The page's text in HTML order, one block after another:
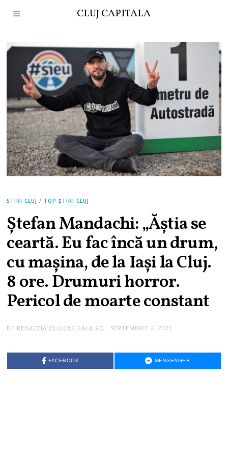
CLUJ CAPITALA
STIRI CLUJ / TOP ȘTIRI CLUJ
Ștefan Mandachi: „Ăștia se
ceartă. Eu fac încă un drum,
cu mașina, de la Iași la Cluj.
8 ore. Drumuri horror.
Pericol de moarte constant
DE REDACȚIA CLUJCAPITALA.RO SEPTEMBRIE 2, 2021
FACEBOOK MESSENGER